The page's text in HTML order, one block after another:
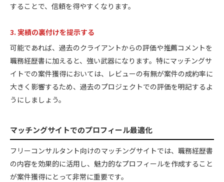
することで、信頼を得やすくなります。
3. 実績の裏付けを提示する
可能であれば、過去のクライアントからの評価や推薦コメントを
職務経歴書に加えると、強い武器になります。特にマッチングサ
イトでの案件獲得においては、レビューの有無が案件の成約率に
大きく影響するため、過去のプロジェクトでの評価を明記するよ
うにしましょう。
マッチングサイトでのプロフィール最適化
フリーコンサルタント向けのマッチングサイトでは、職務経歴書
の内容を効果的に活用し、魅力的なプロフィールを作成すること
が案件獲得にとって非常に重要です。